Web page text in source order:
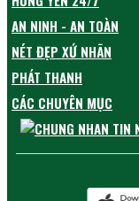
AN NINH - AN TOÀN
NÉT ĐẸP XỨ NHÃN
PHÁT THANH
CÁC CHUYÊN MỤC